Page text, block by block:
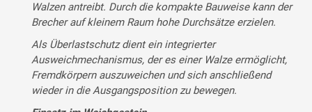
Walzen antreibt. Durch die kompakte Bauweise kann der
Brecher auf kleinem Raum hohe Durchsätze erzielen.
Als Überlastschutz dient ein integrierter
Ausweichmechanismus, der es einer Walze ermöglicht,
Fremdkörpern auszuweichen und sich anschließend
wieder in die Ausgangsposition zu bewegen.